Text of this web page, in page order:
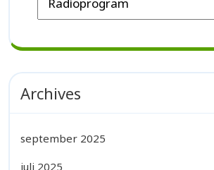
Archives
september 2025
juli 2025